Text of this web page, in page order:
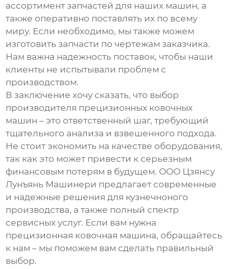
ассортимент запчастей для наших машин, а
также оперативно поставлять их по всему
миру. Если необходимо, мы также можем
изготовить запчасти по чертежам заказчика.
Нам важна надежность поставок, чтобы наши
клиенты не испытывали проблем с
производством.
В заключение хочу сказать, что выбор
производителя прецизионных ковочных
машин – это ответственный шаг, требующий
тщательного анализа и взвешенного подхода.
Не стоит экономить на качестве оборудования,
так как это может привести к серьезным
финансовым потерям в будущем. ООО Цзянсу
Лунъянь Машинери предлагает современные
и надежные решения для кузнечноного
производства, а также полный спектр
сервисных услуг. Если вам нужна
прецизионная ковочная машина, обращайтесь
к нам – мы поможем вам сделать правильный
выбор.